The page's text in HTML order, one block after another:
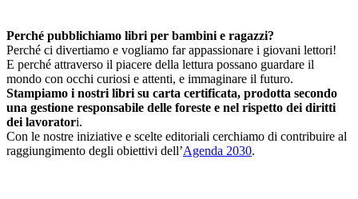
Perché pubblichiamo libri per bambini e ragazzi?
Perché ci divertiamo e vogliamo far appassionare i giovani lettori!
E perché attraverso il piacere della lettura possano guardare il
mondo con occhi curiosi e attenti, e immaginare il futuro.
Stampiamo i nostri libri su carta certificata, prodotta secondo
una gestione responsabile delle foreste e nel rispetto dei diritti
dei lavoratori.
Con le nostre iniziative e scelte editoriali cerchiamo di contribuire al
raggiungimento degli obiettivi dell’Agenda 2030.